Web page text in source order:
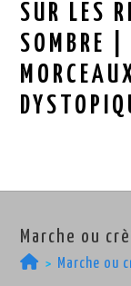
Skip
content
SUR LES
SOMBRE |
Marche ou
> Marche ou